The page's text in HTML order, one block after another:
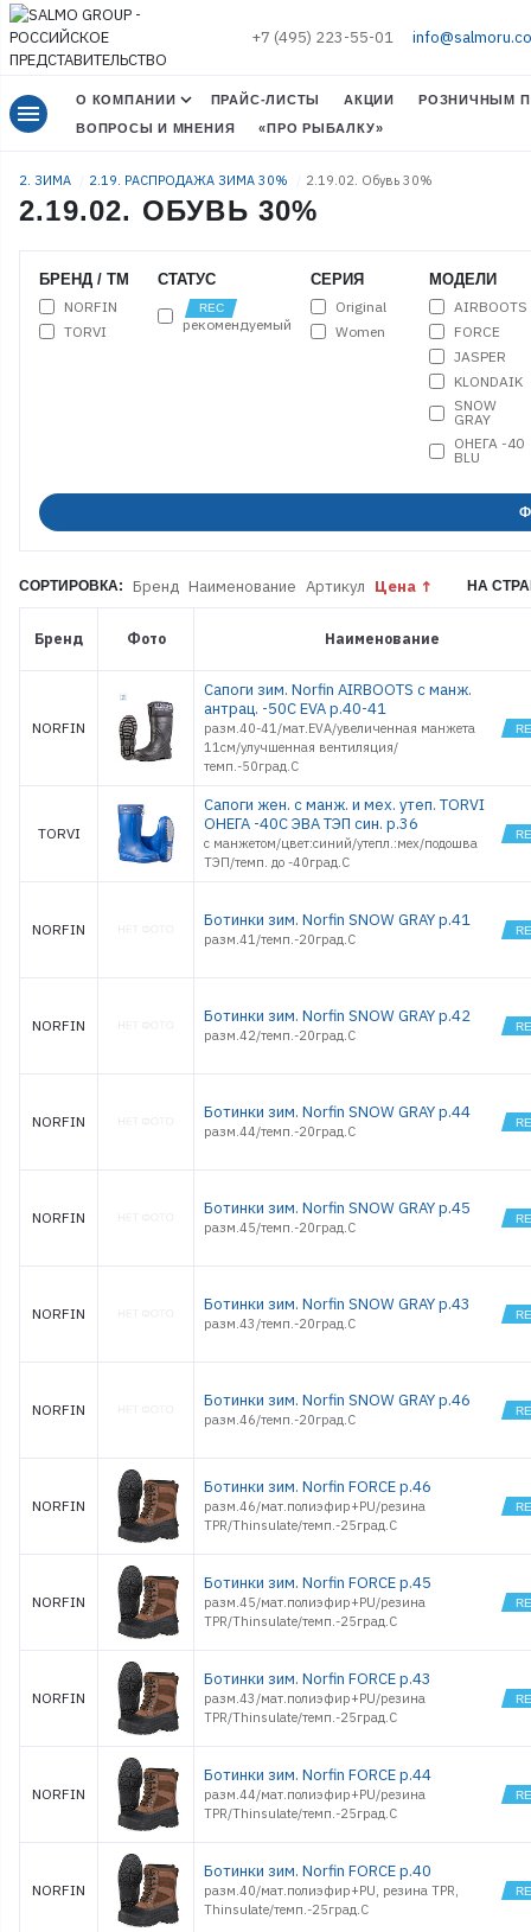
+7 (495) 223-55-01
menu О КОМПАНИИ ПРАЙС-ЛИСТЫ АКЦИИ
РОЗНИЧНЫМ
ВОПРОСЫ И МНЕНИЯ
«ПРО РЫБАЛКУ»
2. ЗИМА 2.19. РАСПРОДАЖА ЗИМА 30% 2.19.02. Обувь 30%
2.19.02. ОБУВЬ 30%
БРЕНД / ТМ
NORFIN
TORVI
СТАТУС
рекомендуемый
СЕРИЯ
Original
Women
МОДЕЛИ
AIRBOOTS
FORCE
JASPER
KLONDAIK
SNOW
GRAY
ОНЕГА -40
BLU
СОРТИРОВКА: Бренд Наименование Артикул Цена НА
Бренд Фото Наименование
NORFIN
Сапоги зим. Norfin AIRBOOTS с манж.
антрац. -50С EVA р.40-41
разм.40-41/мат.EVA/увеличенная манжета
11см/улучшенная вентиляция/
темп.-50град.С
TORVI
Сапоги жен. с манж. и мех. утеп. TORVI
ОНЕГА -40С ЭВА ТЭП син. р.36
с манжетом/цвет:синий/утепл.:мех/подошва
ТЭП/темп. до -40град.С
NORFIN Ботинки зим. Norfin SNOW GRAY р.41
разм.41/темп.-20град.С
NORFIN Ботинки зим. Norfin SNOW GRAY р.42
разм.42/темп.-20град.С
NORFIN Ботинки зим. Norfin SNOW GRAY р.44
разм.44/темп.-20град.С
NORFIN Ботинки зим. Norfin SNOW GRAY р.45
разм.45/темп.-20град.С
NORFIN Ботинки зим. Norfin SNOW GRAY р.43
разм.43/темп.-20град.С
NORFIN Ботинки зим. Norfin SNOW GRAY р.46
разм.46/темп.-20град.С
NORFIN
Ботинки зим. Norfin FORCE р.46
разм.46/мат.полиэфир+PU/резина
TPR/Thinsulate/темп.-25град.С
NORFIN
Ботинки зим. Norfin FORCE р.45
разм.45/мат.полиэфир+PU/резина
TPR/Thinsulate/темп.-25град.С
NORFIN
Ботинки зим. Norfin FORCE р.43
разм.43/мат.полиэфир+PU/резина
TPR/Thinsulate/темп.-25град.С
NORFIN
Ботинки зим. Norfin FORCE р.44
разм.44/мат.полиэфир+PU/резина
TPR/Thinsulate/темп.-25град.С
NORFIN
Ботинки зим. Norfin FORCE р.40
разм.40/мат.полиэфир+PU, резина TPR,
Thinsulate/темп.-25град.С